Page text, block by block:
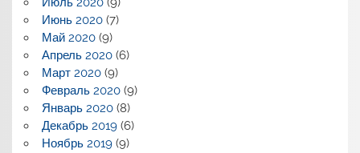
Июнь 2020(7)
Май 2020(9)
Апрель 2020(6)
Март 2020(9)
Февраль 2020(9)
Январь 2020(8)
Декабрь 2019(6)
Ноябрь 2019(9)